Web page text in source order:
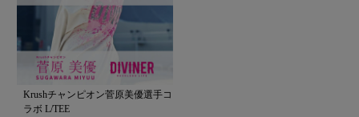
Krushチャンピオン菅原美優選手コ
ラボ L/TEE